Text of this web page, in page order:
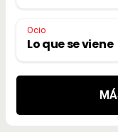
Ocio
Lo que se viene